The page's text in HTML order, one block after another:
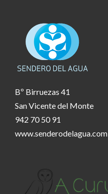
Bº Birruezas 41
San Vicente del Monte
942 70 50 91
www.senderodelagua.com